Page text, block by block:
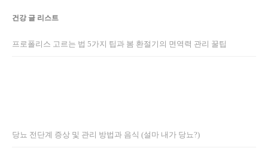
건강 글 리스트
프로폴리스 고르는 법 5가지 팁과 봄 환절기의 면역력 관리 꿀팁
당뇨 전단계 증상 및 관리 방법과 음식 (설마 내가 당뇨?)